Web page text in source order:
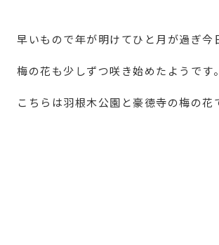
早いもので年が明けてひと月が過ぎ今
梅の花も少しずつ咲き始めたようです。
こちらは羽根木公園と豪徳寺の梅の花